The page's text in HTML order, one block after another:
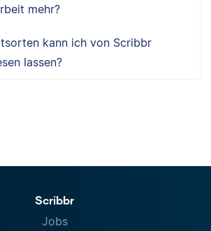
mehr?
kann ich von Scribbr
lassen?
Scribbr
Jobs